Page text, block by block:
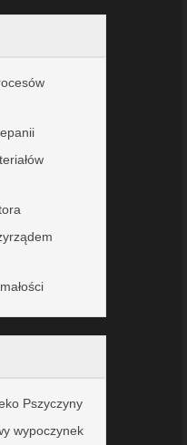
Pszyczyny
wypoczynek